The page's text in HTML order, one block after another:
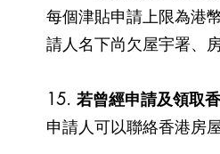
每個津貼申請上限為港
請人名下尚欠屋宇署、
15. 若曾經申請及領取
申請人可以聯絡香港房